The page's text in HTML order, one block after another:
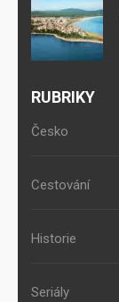
RUBRIKY
Česko
Cestování
Historie
Seriály